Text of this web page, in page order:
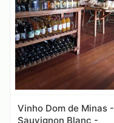
Vinho Dom de Minas -
Sauvignon Blanc -